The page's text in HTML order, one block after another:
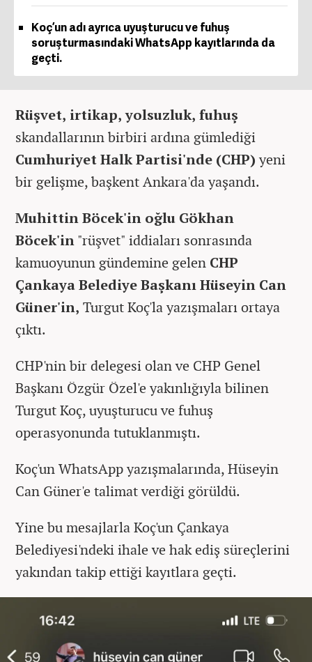
Koç’un adı ayrıca uyuşturucu ve fuhuş
soruşturmasındaki WhatsApp kayıtlarında da
geçti.
Rüşvet, irtikap, yolsuzluk, fuhuş
skandallarının birbiri ardına gümlediği
Cumhuriyet Halk Partisi'nde (CHP)yeni
bir gelişme, başkent Ankara'da yaşandı.
Muhittin Böcek'in oğlu Gökhan
Böcek'in"rüşvet" iddiaları sonrasında
kamuoyunun gündemine gelen CHP
Çankaya Belediye Başkanı Hüseyin Can
Güner'in, Turgut Koç'la yazışmaları ortaya
çıktı.
CHP'nin bir delegesi olan ve CHP Genel
Başkanı Özgür Özel'e yakınlığıyla bilinen
Turgut Koç, uyuşturucu ve fuhuş
operasyonunda tutuklanmıştı.
Koç'un WhatsApp yazışmalarında, Hüseyin
Can Güner'e talimat verdiği görüldü.
Yine bu mesajlarla Koç'un Çankaya
Belediyesi'ndeki ihale ve hak ediş süreçlerini
yakından takip ettiği kayıtlara geçti.